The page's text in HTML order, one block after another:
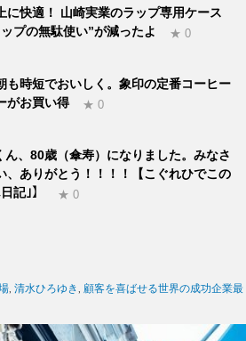
に快適！ 山崎実業のラップ専用ケース
プの無駄使い”が減ったよ
★ 0
も時短でおいしく。象印の定番コーヒー
がお買い得
★ 0
ん、80歳（傘寿）になりました。みなさ
、ありがとう！！！！【こぐれひでこの
記｣】
★ 0
清水ひろゆき
顧客を喜ばせる世界の成功企業最